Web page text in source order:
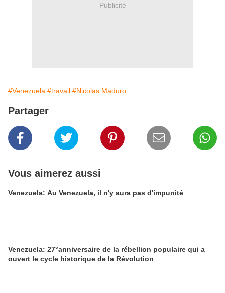
Publicité
#Venezuela #travail #Nicolas Maduro
Partager
Vous aimerez aussi
Venezuela: Au Venezuela, il n'y aura pas d'impunité
Venezuela: 27°anniversaire de la rébellion populaire qui a
ouvert le cycle historique de la Révolution